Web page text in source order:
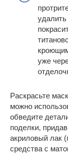
уже
Раскрасьте
можно
обведите
поделки,
акриловый лак
средства с